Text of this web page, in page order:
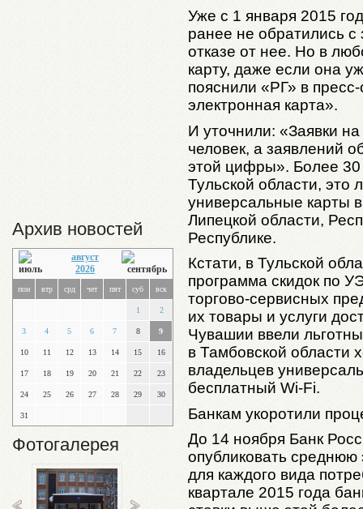
Архив новостей
август
2026
пон втр срд чет пят суб вск
1 2
3 4 5 6 7 8 9
10 11 12 13 14 15 16
17 18 19 20 21 22 23
24 25 26 27 28 29 30
31
Фотогалерея
Уже с 1 января 2015
ранее не обратились
отказе от нее. Но в
карту, даже если она
пояснили «РГ» в
электронная карта».
И уточнили: «Заявки
человек, а заявлений
этой цифры». Более 30
Тульской области, это
универсальные карты
Липецкой области,
Республике.
Кстати, в Тульской
программа скидок по
торгово-сервисных
их товары и услуги
Чувашии ввели
в Тамбовской области
владельцев
бесплатный Wi-Fi.
Банкам укоротили
До 14 ноября Банк
опубликовать
для каждого вида
квартале 2015 года